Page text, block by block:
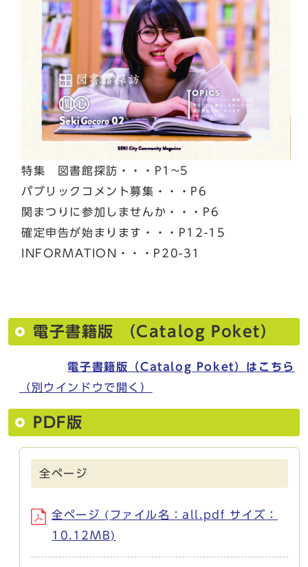
特集 図書館探訪・・・P1~5
パブリックコメント募集・・・P6
関まつりに参加しませんか・・・P6
確定申告が始まります・・・P12-15
INFORMATION・・・P20-31
電子書籍版 （Catalog Poket）
電子書籍版（Catalog Poket）はこちら
（別ウインドウで開く）
PDF版
全ページ
全ページ (ファイル名：all.pdf サイズ：
10.12MB)